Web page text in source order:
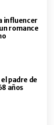
influencer
romance
padre de
años
heredó la
del clan
debut
Maxi
Kevsho